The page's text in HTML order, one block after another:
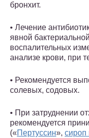
бронхит.
• Лечение
явной
воспалительных
анализе крови, при
• Рекомендуется
солевых, содовых.
• При затруднении
рекомендуется
(«Пертуссин», сироп